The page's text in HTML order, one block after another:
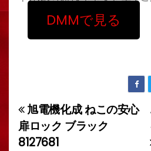
DMMで見る
投
稿
旭電機化成 ねこの安心
扉ロック ブラック
8127681